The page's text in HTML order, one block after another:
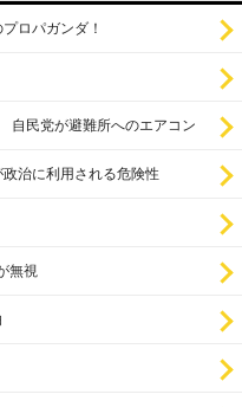
ロパガンダ！
自民党が避難所へのエアコン
治に利用される危険性
無視